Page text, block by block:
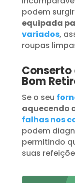
podem
equipada
variados,
roupas
Conserto
Bom
Se o seu
aquecendo
falhas nos
podem
permitindo
suas